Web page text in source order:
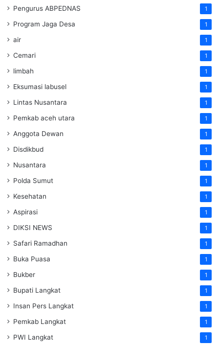
Pengurus ABPEDNAS 1
Program Jaga Desa 1
air 1
Cemari 1
limbah 1
Eksumasi labusel 1
Lintas Nusantara 1
Pemkab aceh utara 1
Anggota Dewan 1
Disdikbud 1
Nusantara 1
Polda Sumut 1
Kesehatan 1
Aspirasi 1
DIKSI NEWS 1
Safari Ramadhan 1
Buka Puasa 1
Bukber 1
Bupati Langkat 1
Insan Pers Langkat 1
Pemkab Langkat 1
PWI Langkat 1